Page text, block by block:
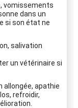
vomissements
dans un
si son état ne
salivation
un vétérinaire si
allongée, apathie
refroidir,